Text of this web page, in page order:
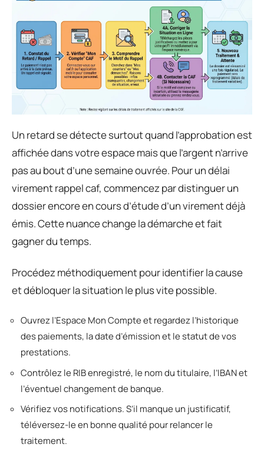
Un retard se détecte surtout quand l’approbation est
affichée dans votre espace mais que l’argent n’arrive
pas au bout d’une semaine ouvrée. Pour un délai
virement rappel caf, commencez par distinguer un
dossier encore en cours d’étude d’un virement déjà
émis. Cette nuance change la démarche et fait
gagner du temps.
Procédez méthodiquement pour identifier la cause
et débloquer la situation le plus vite possible.
Ouvrez l’Espace Mon Compte et regardez l’historique
des paiements, la date d’émission et le statut de vos
prestations.
Contrôlez le RIB enregistré, le nom du titulaire, l’IBAN et
l’éventuel changement de banque.
Vérifiez vos notifications. S’il manque un justificatif,
téléversez-le en bonne qualité pour relancer le
traitement.